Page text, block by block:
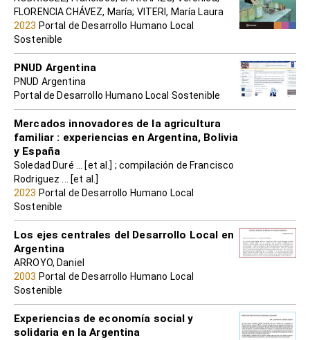
FLORENCIA CHÁVEZ, María; VITERI, María Laura
2023 Portal de Desarrollo Humano Local
Sostenible
PNUD Argentina
PNUD Argentina
Portal de Desarrollo Humano Local Sostenible
Mercados innovadores de la agricultura
familiar : experiencias en Argentina, Bolivia
y España
Soledad Duré ... [et al.] ; compilación de Francisco
Rodriguez ... [et al.]
2023 Portal de Desarrollo Humano Local
Sostenible
Los ejes centrales del Desarrollo Local en
Argentina
ARROYO, Daniel
2003 Portal de Desarrollo Humano Local
Sostenible
Experiencias de economía social y
solidaria en la Argentina